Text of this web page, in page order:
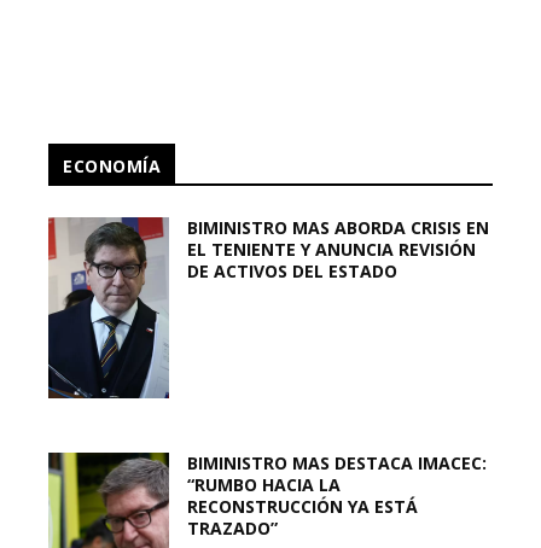
ECONOMÍA
BIMINISTRO MAS ABORDA CRISIS EN
EL TENIENTE Y ANUNCIA REVISIÓN
DE ACTIVOS DEL ESTADO
BIMINISTRO MAS DESTACA IMACEC:
“RUMBO HACIA LA
RECONSTRUCCIÓN YA ESTÁ
TRAZADO”